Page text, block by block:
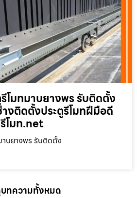
โมทมาบยางพร รับติดตั้ง
างติดตั้งประตูรีโมทฝีมือดี
โมท.net
บยางพร รับติดตั้ง
ทความทั้งหมด